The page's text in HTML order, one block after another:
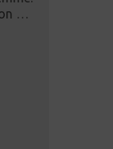
…